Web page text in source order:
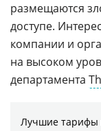
размещаются
доступе. Интерес
компании и
на высоком
департамента
Лучшие тарифы